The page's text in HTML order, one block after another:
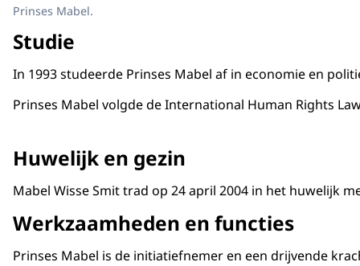
Prinses Mabel.
Studie
In 1993 studeerde Prinses Mabel af in economie en
Prinses Mabel volgde deInternational Human Rights
Huwelijk en gezin
Mabel Wisse Smit trad op 24 april 2004 in het huwelijk
Werkzaamheden en functies
Prinses Mabel is de initiatiefnemer en een drijvende